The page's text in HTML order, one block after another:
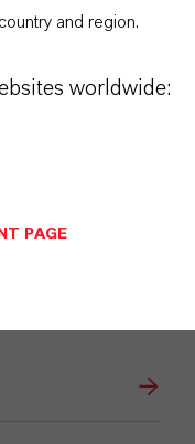
and region.
worldwide:
PAGE